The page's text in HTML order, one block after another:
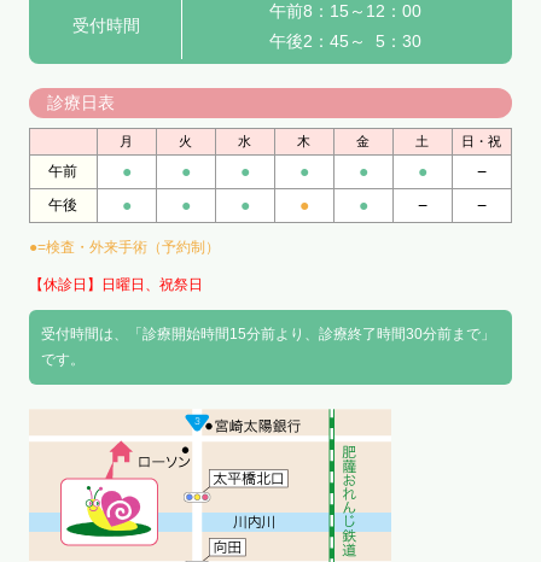
受付時間
午前8：15～12：00
午後2：45～ 5：30
診療日表
月 火 水 木 金 土 日・祝
午前 ● ● ● ● ● ● −
午後 ● ● ● ● ● − −
●=検査・外来手術（予約制）
【休診日】日曜日、祝祭日
受付時間は、「診療開始時間15分前より、診療終了時間30分前まで」
です。